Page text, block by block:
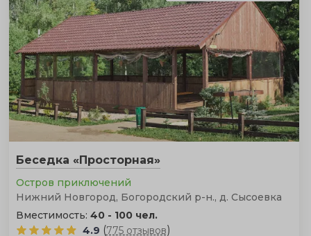
лучшие, проверенные варианты, мы создали этот
каталог. Здесь собраны исключительно те площадки,
которые профессионально работают с такими
мероприятиями до 100 гостей.
Беседка «Просторная»
Остров приключений
Нижний Новгород, Богородский р-н., д. Сысоевка
Вместимость: 40 - 100 чел.
4.9 (775 отзывов)